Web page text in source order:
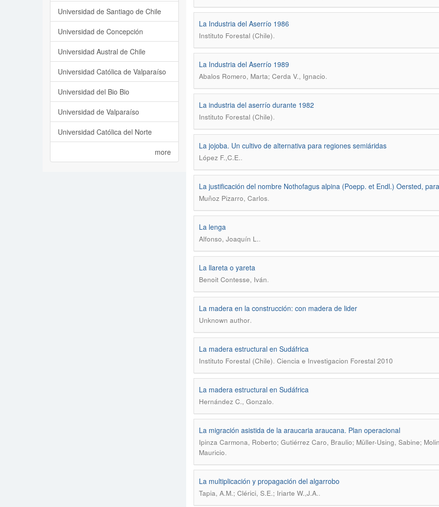
La Industria del Aserrío 1986
Instituto Forestal (Chile).
La Industria del Aserrío 1989
Abalos Romero, Marta; Cerda V., Ignacio.
La industria del aserrío durante 1982
Instituto Forestal (Chile).
La jojoba. Un cultivo de alternativa para regiones semiáridas
López F.,C.E..
La justificación del nombre Nothofagus alpina (Poepp. et Endl.) Oersted,
Muñoz Pizarro, Carlos.
La lenga
Alfonso, Joaquín L..
La llareta o yareta
Benoit Contesse, Iván.
La madera en la construcción: con madera de lider
Unknown author.
La madera estructural en Sudáfrica
Instituto Forestal (Chile). Ciencia e Investigacion Forestal 2010
La madera estructural en Sudáfrica
Hernández C., Gonzalo.
La migración asistida de la araucaria araucana. Plan operacional
Ipinza Carmona, Roberto; Gutiérrez Caro, Braulio; Müller-Using, Sabine;
Mauricio.
La multiplicación y propagación del algarrobo
Tapia, A.M.; Clérici, S.E.; Iriarte W.,J.A..
Universidad de Santiago de Chile
Universidad de Concepción
Universidad Austral de Chile
Universidad Católica de Valparaíso
Universidad del Bio Bio
Universidad de Valparaíso
Universidad Católica del Norte
more